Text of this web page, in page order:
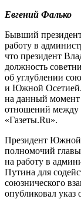
Евгений Фалько
Бывший
работу в
что президент
должность
об углублении
и Южной Осетией.
на данный момент
отношений
«Газеты.Ru».
Президент Южной
полномочий
на работу в
Путина для
союзнического
опубликовал указ